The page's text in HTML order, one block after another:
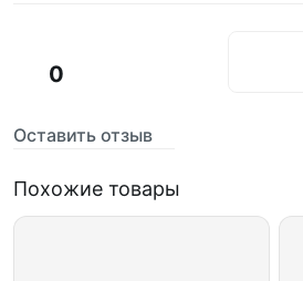
0
Оставить отзыв
Похожие товары